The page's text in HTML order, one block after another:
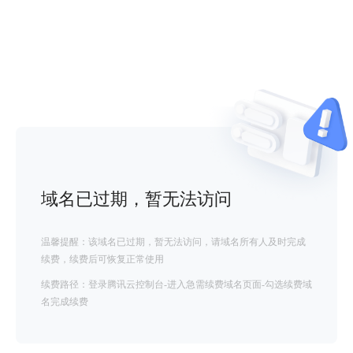
域名已过期，暂无法访问
温馨提醒：该域名已过期，暂无法访问，请域名所有人及时完成
续费，续费后可恢复正常使用
续费路径：登录腾讯云控制台-进入急需续费域名页面-勾选续费域
名完成续费